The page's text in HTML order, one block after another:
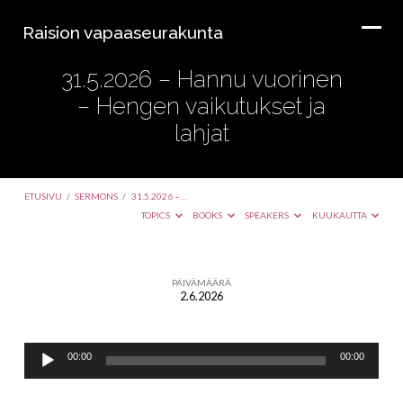
Raision vapaaseurakunta
31.5.2026 – Hannu vuorinen
– Hengen vaikutukset ja
lahjat
ETUSIVU / SERMONS / 31.5.2026 –…
TOPICS
BOOKS SPEAKERS KUUKAUTTA
Hannu
vuorinen
PÄIVÄMÄÄRÄ
2.6.2026
Äänitoistin
00:00 00:00